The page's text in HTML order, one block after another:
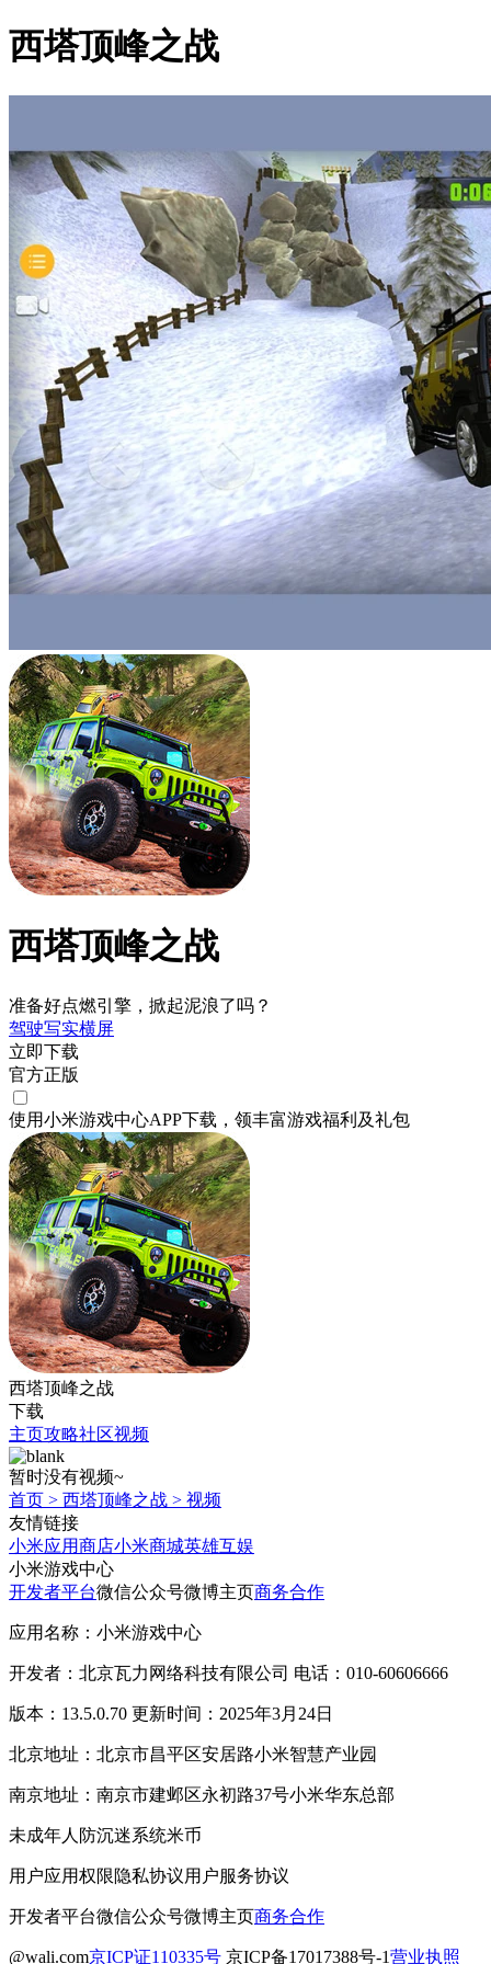
西塔顶峰之战
西塔顶峰之战
准备好点燃引擎，掀起泥浪了吗？
驾驶写实横屏
立即下载
官方正版
使用小米游戏中心APP下载 ，领丰富游戏福利 及礼包
西塔顶峰之战
下载
主页攻略社区视频
暂时没有视频~
首页 > 西塔顶峰之战 > 视频
友情链接
小米应用商店小米商城英雄互娱
小米游戏中心
开发者平台微信公众号微博主页商务合作
应用名称：小米游戏中心
开发者：北京瓦力网络科技有限公司 电话：010-60606666
版本：13.5.0.70 更新时间：2025年3月24日
北京地址：北京市昌平区安居路小米智慧产业园
南京地址：南京市建邺区永初路37号小米华东总部
未成年人防沉迷系统米币
用户应用权限隐私协议用户服务协议
开发者平台微信公众号微博主页商务合作
@wali.com京ICP证110335号 京ICP备17017388号-1营业执照